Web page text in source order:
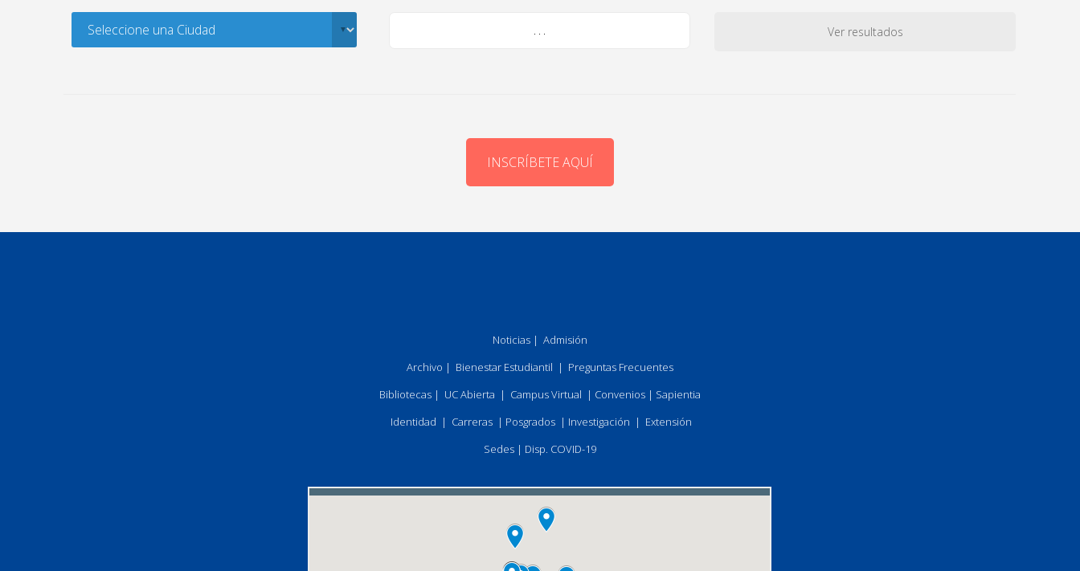
. . . Ver resultados
INSCRÍBETE AQUÍ
Noticias| Admisión
Archivo | Bienestar Estudiantil | Preguntas Frecuentes
Bibliotecas| UC Abierta | Campus Virtual | Convenios| Sapientia
Identidad | Carreras| Posgrados| Investigación | Extensión
Sedes| Disp. COVID-19